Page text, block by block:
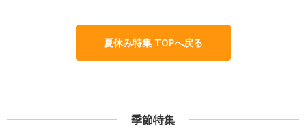
夏休み特集 TOPへ戻る
季節特集